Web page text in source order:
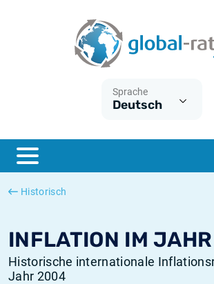
Sprache
Deutsch
Historisch
INFLATION IM
Historische internationale
Jahr 2004
ESTER
SONIA
Was ist die VPI-Inflation?
Was ist die HVPI-Inflation?
Deutsche inflation
Europäische inflation
Historische Euribor-Sätze
Historische ESTER-Sätze
Historische SOFR-Sätze
Historische SONIA-Sätze
Inflationsrechner